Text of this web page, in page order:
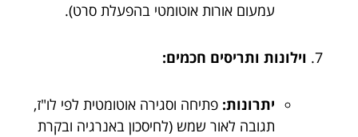
עמעום אורות אוטומטי בהפעלת סרט).
וילונות ותריסים חכמים:
יתרונות: פתיחה וסגירה אוטומטית לפי לו"ז,
תגובה לאור שמש (לחיסכון באנרגיה ובקרת